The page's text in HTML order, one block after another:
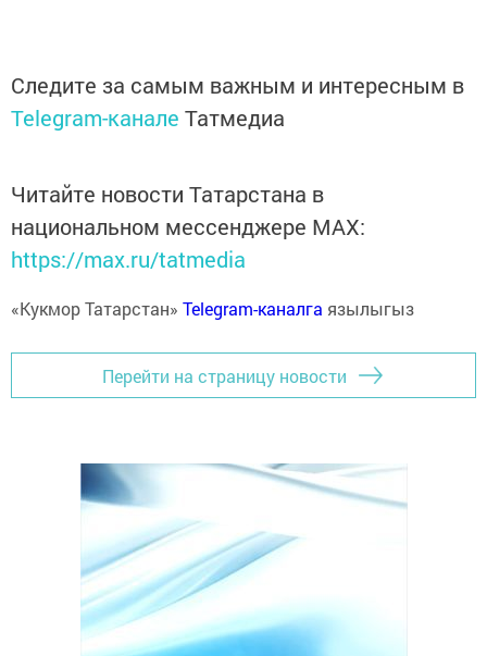
Следите за самым важным и интересным в
Telegram-канале Татмедиа
Читайте новости Татарстана в
национальном мессенджере MАХ:
https://max.ru/tatmedia
«Кукмор Татарстан» Telegram-каналга язылыгыз
Перейти на страницу новости